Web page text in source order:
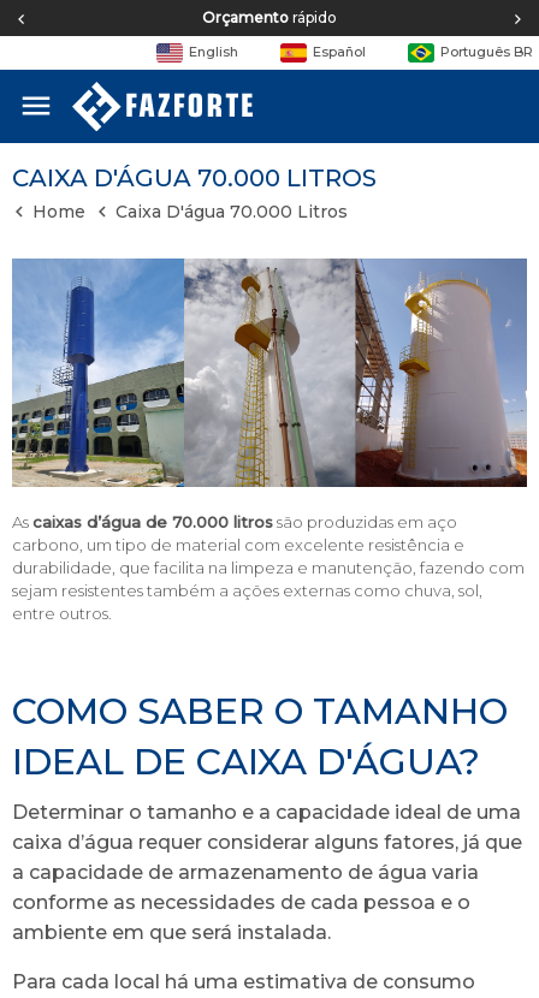
Equipe deengenharia
English Español Português BR
menu
CAIXA D'ÁGUA 70.000 LITROS
Home Caixa D'água 70.000 Litros
Ascaixas d’água de 70.000 litrossão produzidas em aço
carbono, um tipo de material com excelente resistência e
durabilidade, que facilita na limpeza e manutenção, fazendo com
sejam resistentes também a ações externas como chuva, sol,
entre outros.
COMO SABER O TAMANHO
IDEAL DE CAIXA D'ÁGUA?
Determinar o tamanho e a capacidade ideal de uma
caixa d’água requer considerar alguns fatores, já que
a capacidade de armazenamento de água varia
conforme as necessidades de cada pessoa e o
ambiente em que será instalada.
Para cada local há uma estimativa de consumo